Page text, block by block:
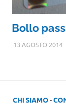
Bollo
13 AGOSTO 2014
CHI SIAMO-